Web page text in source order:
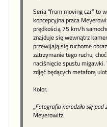
Seria “from moving car” to
koncepcyjna praca
prędkością 75 km/h
znajduje się wewnątrz
przewijają się ruchome
zatrzymanie tego ruchu,
naciśnięcie spustu
zdjęć będących metaforą
Kolor.
„Fotografia narodziła się pod
Meyerowitz.